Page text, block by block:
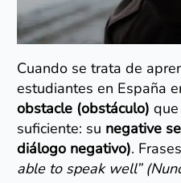
Cuando se trata de
estudiantes en España
obstacle (obstáculo)
suficiente: su negative
diálogo negativo).
able to speak well”